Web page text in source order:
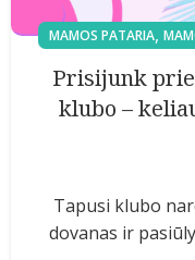
MAMOS PATARIA,
Prisijunk prie
klubo –
Tapusi klubo
dovanas ir